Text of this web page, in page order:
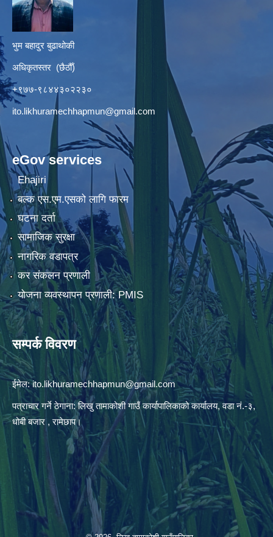
भुम बहादुर बुढाथोकी
अधिकृतस्तर (छैठौँ)
+९७७-९८४४३०२२३०
ito.likhuramechhapmun@gmail.com
eGov services
Ehajiri
बल्क एस.एम.एसको लागि फारम
घटना दर्ता
सामाजिक सुरक्षा
नागरिक वडापत्र
कर संकलन प्रणाली
योजना व्यवस्थापन प्रणाली: PMIS
सम्पर्क विवरण
ईमेल:ito.likhuramechhapmun@gmail.com
पत्राचार गर्ने ठेगाना: लिखु तामाकोशी गाउँ कार्यापालिकाको कार्यालय, वडा नं.-३,
धोबी बजार , रामेछाप।